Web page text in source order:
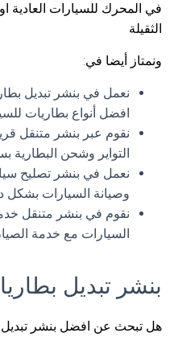
في المحرك للسيارات العادية
الثقيلة
ونمتاز أيضا في:
نعمل في بنشر تبديل
افضل أنواع بطاريات
نقوم عبر بنشر متنقل
التواير وشحن
نعمل في بنشر تصليح
وصيانة السيارات
نقوم في بنشر متنقل
السيارات مع خدمة
بنشر تبديل
هل تبحث عن افضل بنشر تبديل